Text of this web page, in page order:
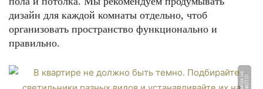
дизайн для каждой комнаты отдельно, чтоб
организовать пространство функционально и
правильно.
Ф
О
Т
О:
o
s
el
y
a.
u
a